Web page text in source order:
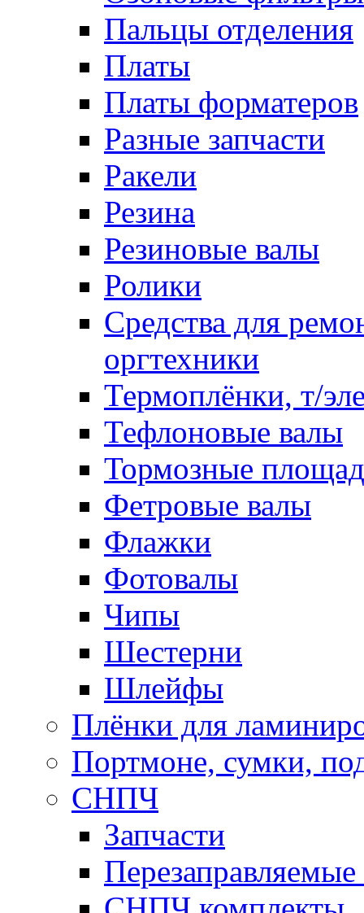
Пальцы отделения
Платы
Платы форматеров
Разные запчасти
Ракели
Резина
Резиновые валы
Ролики
Средства для
оргтехники
Термоплёнки, т/
Тефлоновые валы
Тормозные
Фетровые валы
Флажки
Фотовалы
Чипы
Шестерни
Шлейфы
Плёнки для
Портмоне, сумки,
СНПЧ
Запчасти
Перезаправляемые